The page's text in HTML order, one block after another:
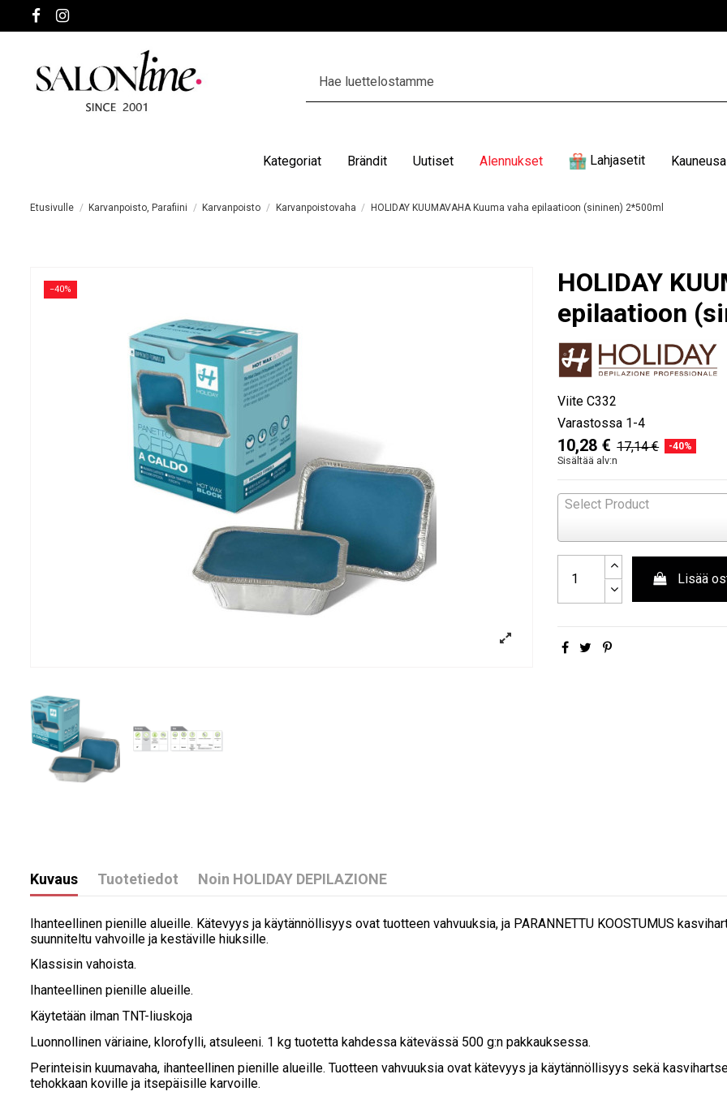
Kategoriat Brändit Uutiset Alennukset Lahjasetit
Etusivulle Karvanpoisto, Parafiini Karvanpoisto Karvanpoistovaha HOLIDAY KUUMAVAHA Kuuma vaha epilaatioon (sininen) 2*500ml
−40%
HOLIDAY
epilaatioon
Viite C332
Varastossa 1-4
10,28 € 17,14 € -40%
Sisältää alv:n
Select Product
Lisää
Kuvaus Tuotetiedot Noin HOLIDAY DEPILAZIONE
Ihanteellinen pienille alueille. Kätevyys ja käytännöllisyys ovat tuotteen vahvuuksia, ja PARANNETTU KOOSTUMUS
suunniteltu vahvoille ja kestäville hiuksille.
Klassisin vahoista.
Ihanteellinen pienille alueille.
Käytetään ilman TNT-liuskoja
Luonnollinen väriaine, klorofylli, atsuleeni. 1 kg tuotetta kahdessa kätevässä 500 g:n pakkauksessa.
Perinteisin kuumavaha, ihanteellinen pienille alueille. Tuotteen vahvuuksia ovat kätevyys ja käytännöllisyys sekä
tehokkaan koville ja itsepäisille karvoille.